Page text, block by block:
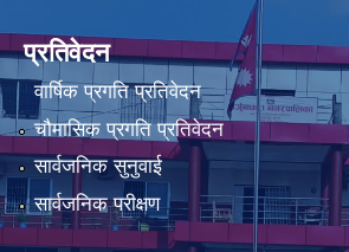
प्रतिवेदन
वार्षिक प्रगति प्रतिवेदन
चौमासिक प्रगति प्रतिवेदन
सार्वजनिक सुनुवाई
सार्वजनिक परीक्षण